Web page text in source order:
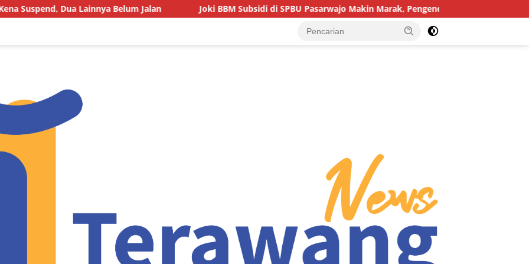
Belum Jalan Joki BBM Subsidi di SPBU Pasarwajo Makin Marak, Pengendara: “Polres Buton Dimana, Masa Mereka